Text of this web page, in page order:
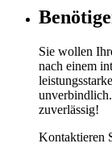
Sie wollen
nach einem
zuverlässig!
Kontaktieren